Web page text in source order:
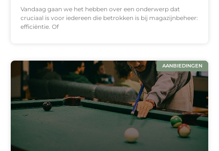
Vandaag gaan we het hebben over een onderwerp dat
cruciaal is voor iedereen die betrokken is bij magazijnbeheer:
efficiëntie. Of
AANBIEDINGEN